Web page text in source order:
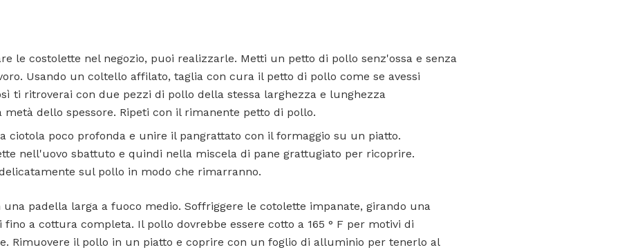
le costolette nel negozio, puoi realizzarle. Metti un petto di pollo senz'ossa e senza
Usando un coltello affilato, taglia con cura il petto di pollo come se avessi
ti ritroverai con due pezzi di pollo della stessa larghezza e lunghezza
metà dello spessore. Ripeti con il rimanente petto di pollo.
ciotola poco profonda e unire il pangrattato con il formaggio su un piatto.
nell'uovo sbattuto e quindi nella miscela di pane grattugiato per ricoprire.
sul pollo in modo che rimarranno.
padella larga a fuoco medio. Soffriggere le cotolette impanate, girando una
a cottura completa. Il pollo dovrebbe essere cotto a 165 ° F per motivi di
Rimuovere il pollo in un piatto e coprire con un foglio di alluminio per tenerlo al